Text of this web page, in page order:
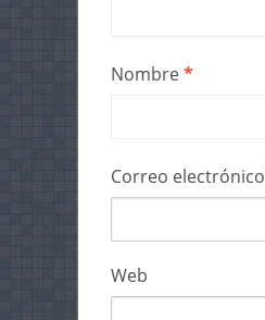
Nombre*
Correo electrónico
Web